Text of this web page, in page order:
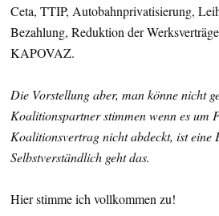
Ceta, TTIP, Autobahnprivatisierung,
Bezahlung, Reduktion der
KAPOVAZ.
Die Vorstellung aber, man könne nicht
Koalitionspartner stimmen wenn es um
Koalitionsvertrag nicht abdeckt, ist eine
Selbstverständlich geht das.
Hier stimme ich vollkommen zu!